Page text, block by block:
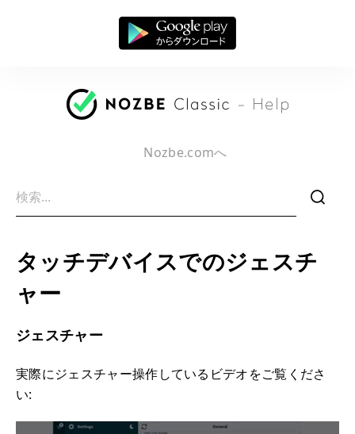
Nozbe.comへ
f
タッチデバイスでのジェスチ
ャー
ジェスチャー
実際にジェスチャー操作しているビデオをご覧くださ
い: